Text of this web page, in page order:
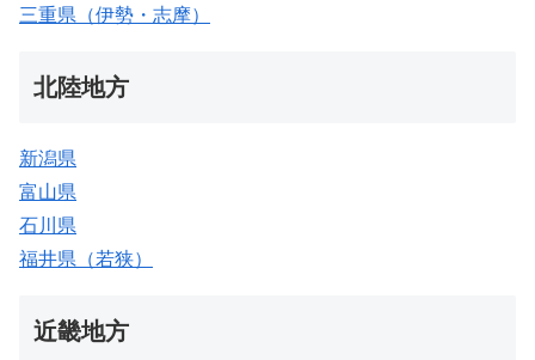
三重県（伊勢・志摩）
北陸地方
新潟県
富山県
石川県
福井県（若狭）
近畿地方